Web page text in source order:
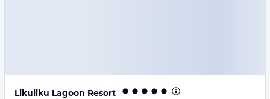
Likuliku Lagoon Resort